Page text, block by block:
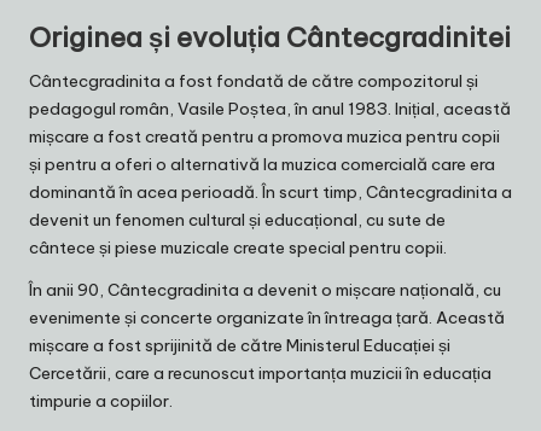
Originea și evoluția Cântecgradinitei
Cântecgradinita a fost fondată de către compozitorul și
pedagogul român, Vasile Poștea, în anul 1983. Inițial, această
mișcare a fost creată pentru a promova muzica pentru copii
și pentru a oferi o alternativă la muzica comercială care era
dominantă în acea perioadă. În scurt timp, Cântecgradinita a
devenit un fenomen cultural și educațional, cu sute de
cântece și piese muzicale create special pentru copii.
În anii 90, Cântecgradinita a devenit o mișcare națională, cu
evenimente și concerte organizate în întreaga țară. Această
mișcare a fost sprijinită de către Ministerul Educației și
Cercetării, care a recunoscut importanța muzicii în educația
timpurie a copiilor.